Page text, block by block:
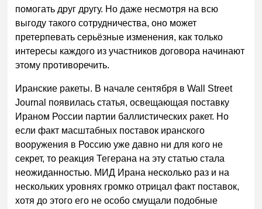
помогать друг другу. Но даже несмотря на всю
выгоду такого сотрудничества, оно может
претерпевать серьёзные изменения, как только
интересы каждого из участников договора начинают
этому противоречить.
Иранские ракеты. В начале сентября в Wall Street
Journal появилась статья, освещающая поставку
Ираном России партии баллистических ракет. Но
если факт масштабных поставок иранского
вооружения в Россию уже давно ни для кого не
секрет, то реакция Тегерана на эту статью стала
неожиданностью. МИД Ирана несколько раз и на
нескольких уровнях громко отрицал факт поставок,
хотя до этого его не особо смущали подобные